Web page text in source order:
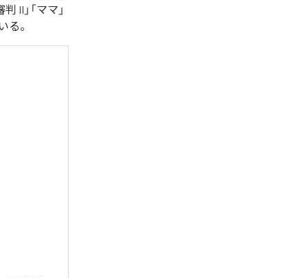
II」「ママ」
る。